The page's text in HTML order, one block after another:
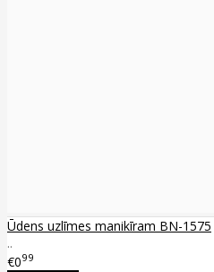
Ūdens uzlīmes manikīram BN-1575
..
€099